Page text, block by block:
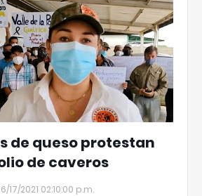
de queso protestan
de caveros
6/17/2021 02:10:00 p.m.